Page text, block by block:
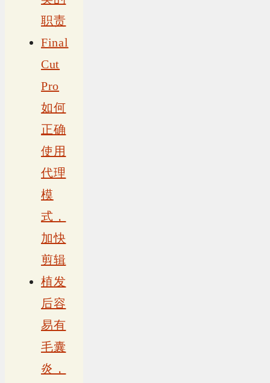
职责
Final
Cut
Pro
如何
正确
使用
代理
模
式，
加快
剪辑
植发
后容
易有
毛囊
炎，